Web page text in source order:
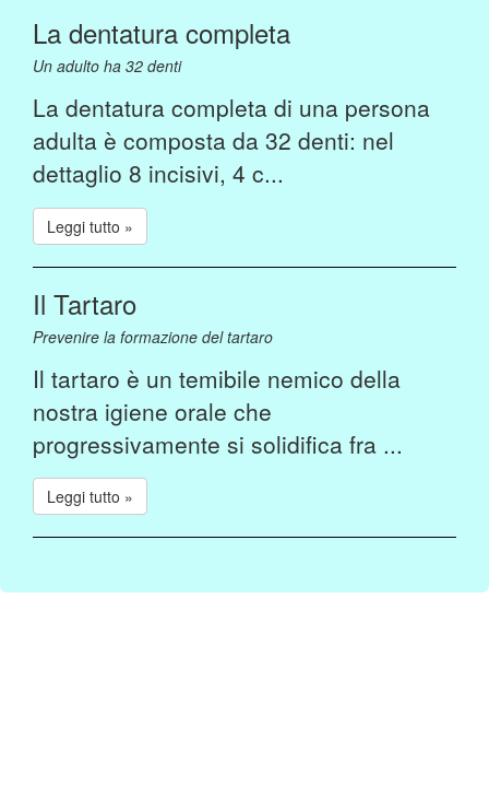
La dentatura completa
Un adulto ha 32 denti
La dentatura completa di una persona
adulta è composta da 32 denti: nel
dettaglio 8 incisivi, 4 c...
Leggi tutto »
Il Tartaro
Prevenire la formazione del tartaro
Il tartaro è un temibile nemico della
nostra igiene orale che
progressivamente si solidifica fra ...
Leggi tutto »